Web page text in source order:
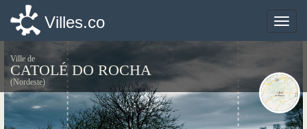
Toggle
Villes.co
Ville de
CATOLÉ DO ROCHA
(Nordeste)
Toggle
Villes.co